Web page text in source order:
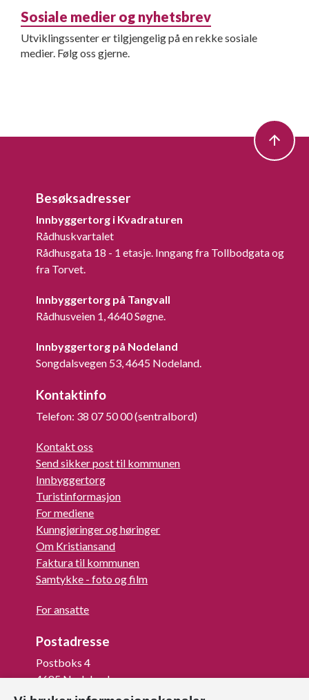
Sosiale medier og nyhetsbrev
Utviklingssenter er tilgjengelig på en rekke sosiale
medier. Følg oss gjerne.
Besøksadresser
Innbyggertorg i Kvadraturen
Rådhuskvartalet
Rådhusgata 18 - 1 etasje. Inngang fra Tollbodgata og
fra Torvet.
Innbyggertorg på Tangvall
Rådhusveien 1, 4640 Søgne.
Innbyggertorg på Nodeland
Songdalsvegen 53, 4645 Nodeland.
Kontaktinfo
Telefon: 38 07 50 00 (sentralbord)
Kontakt oss
Send sikker post til kommunen
Innbyggertorg
Turistinformasjon
For mediene
Kunngjøringer og høringer
Om Kristiansand
Faktura til kommunen
Samtykke - foto og film
For ansatte
Postadresse
Postboks 4
4685 Nodeland